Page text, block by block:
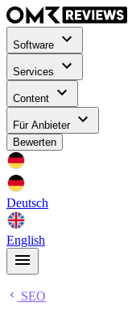
Software
Services
Content
Für Anbieter
Bewerten
Deutsch
English
SEO